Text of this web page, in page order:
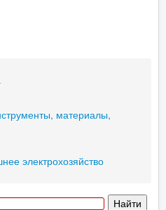
материалы,
электрохозяйство